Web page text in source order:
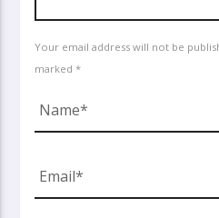
Your email address will not be
marked *